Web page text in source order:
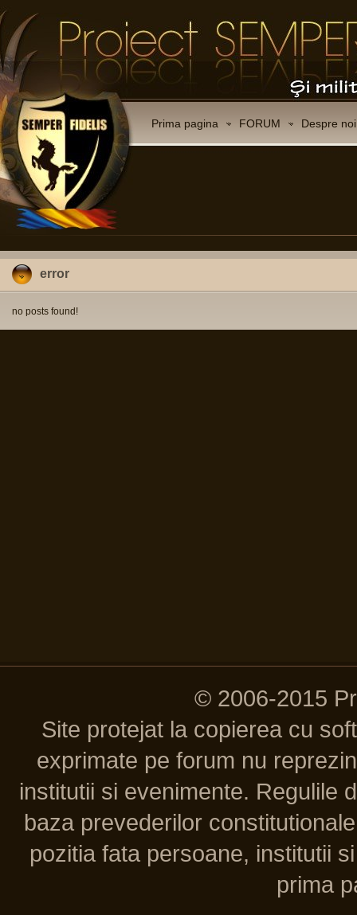
Prima pagina FORUM Despre noi
error
no posts found!
© 2006-2015
Site protejat la copierea cu
exprimate pe forum nu
institutii si evenimente. Regulile
baza prevederilor
pozitia fata persoane, institutii
prima